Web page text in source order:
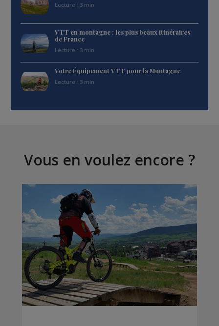
Lecture : 3 min
VTT en montagne : les plus beaux itinéraires
de France
Lecture : 3 min
Votre Équipement VTT pour la Montagne
Lecture : 3 min
Vous en voulez encore ?